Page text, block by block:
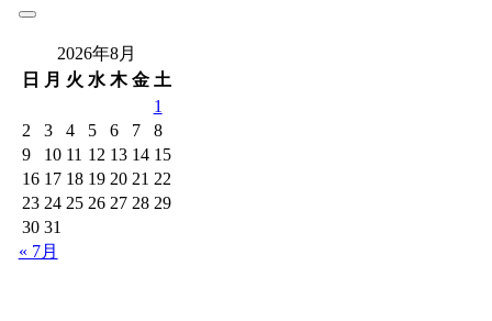
2026年8月
日
月 火 水 木 金 土
1
2
3 4 5 6 7
8
9
10 11 12 13 14 15
16 17 18 19 20 21 22
23 24 25 26 27 28 29
30 31
« 7月